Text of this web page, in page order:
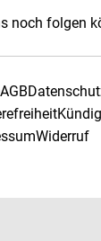
noch folgen
AGB
Widerruf